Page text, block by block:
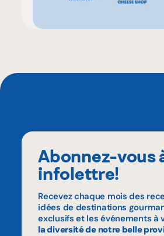
Abonnez-vous
infolettre!
Recevez chaque mois des
idées de destinations
exclusifs et les événements à
la diversité de notre belle